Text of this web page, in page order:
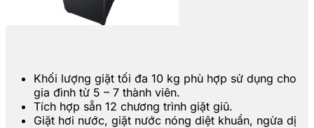
Khối lượng giặt tối đa 10 kg phù hợp sử dụng cho
gia đình từ 5 – 7 thành viên.
Tích hợp sẵn 12 chương trình giặt giũ.
Giặt hơi nước, giặt nước nóng diệt khuẩn, ngừa dị